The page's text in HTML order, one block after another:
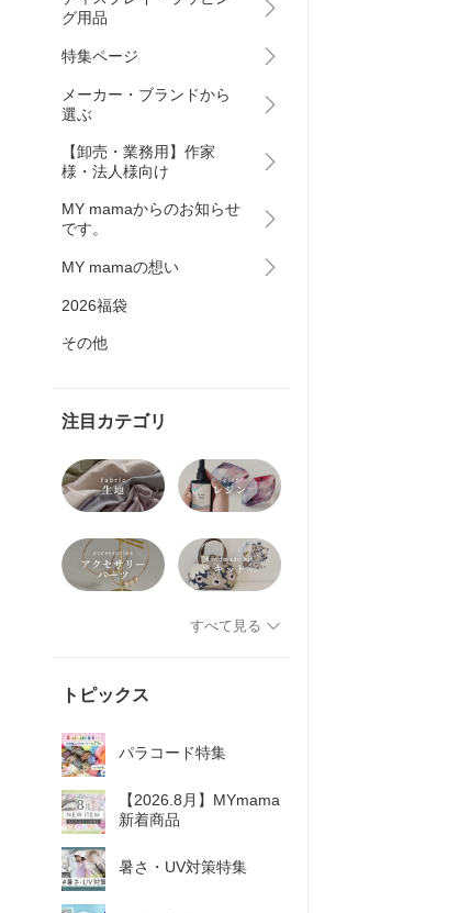
グ用品
特集ページ
メーカー・ブランドから
選ぶ
【卸売・業務用】作家
様・法人様向け
MY mamaからのお知らせ
です。
MY mamaの想い
2026福袋
その他
注目カテゴリ
すべて見る
トピックス
パラコード特集
【2026.8月】MYmama
新着商品
暑さ・UV対策特集